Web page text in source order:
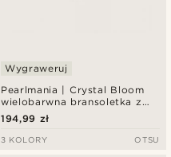
Pearlmania | Crystal Bloom
wielobarwna bransoletka z
pereł słodkowodnych i
szklanych koralików
Wygraweruj
194,99 zł
3 KOLORY OTSU